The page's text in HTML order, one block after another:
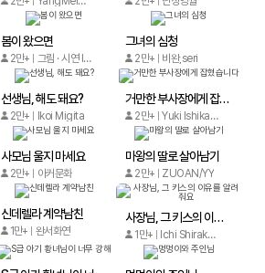
봄이 왔으면
2만+ 그림 · 시연 l 글 · 제찬 l 원작 · 단연필
그녀의 심청
2만+ 비완,seri
선생님, 해도 돼요?
2만+ Ikoi Migita
거만한 부사장에게 잡혔습니다
2만+ Yuki Ishikawa / Sana Mochiduki
사모님 울지 마세요
2만+ 아커문화
마왕의 딸로 살아남기
2만+ ZUOAN/YY
신데렐라 계약남친
1만+ 완서화연
사장님, 그 키스의 이유를 알려줘요
1만+ Ichi Shirakawa, Kaoru Kurenai